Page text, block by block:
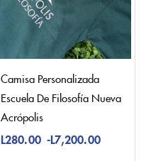
Camisa Personalizada
Escuela De Filosofía Nueva
Acrópolis
L280.00 -L7,200.00